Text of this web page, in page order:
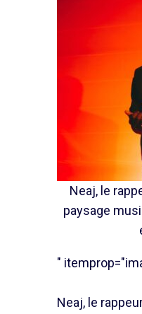
Neaj, le
paysage
"
Neaj, le